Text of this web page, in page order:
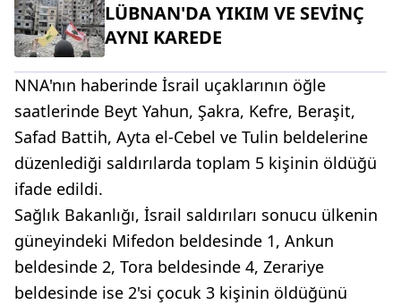
LÜBNAN'DA YIKIM VE SEVİNÇ
AYNI KAREDE
NNA'nın haberinde İsrail uçaklarının öğle
saatlerinde Beyt Yahun, Şakra, Kefre, Beraşit,
Safad Battih, Ayta el-Cebel ve Tulin beldelerine
düzenlediği saldırılarda toplam 5 kişinin öldüğü
ifade edildi.
Sağlık Bakanlığı, İsrail saldırıları sonucu ülkenin
güneyindeki Mifedon beldesinde 1, Ankun
beldesinde 2, Tora beldesinde 4, Zerariye
beldesinde ise 2'si çocuk 3 kişinin öldüğünü